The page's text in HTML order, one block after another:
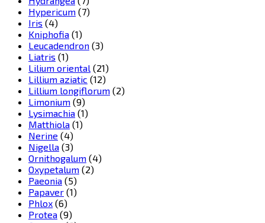
Hypericum (7)
Iris (4)
Kniphofia (1)
Leucadendron (3)
Liatris (1)
Lilium oriental (21)
Lillium aziatic (12)
Lillium longiflorum (2)
Limonium (9)
Lysimachia (1)
Matthiola (1)
Nerine (4)
Nigella (3)
Ornithogalum (4)
Oxypetalum (2)
Paeonia (5)
Papaver (1)
Phlox (6)
Protea (9)